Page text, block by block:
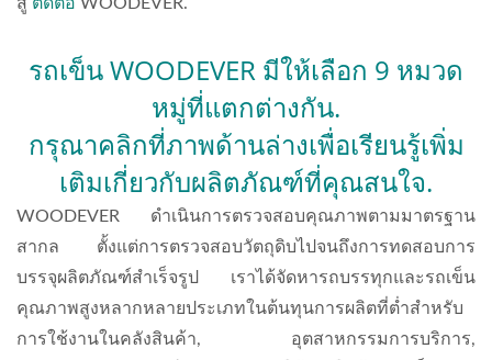
รถเข็น WOODEVER มีให้เลือก 9 หมวด
หมู่ที่แตกต่างกัน.
กรุณาคลิกที่ภาพด้านล่างเพื่อเรียนรู้เพิ่ม
เติมเกี่ยวกับผลิตภัณฑ์ที่คุณสนใจ.
WOODEVER ดำเนินการตรวจสอบคุณภาพตามมาตรฐาน
สากล ตั้งแต่การตรวจสอบวัตถุดิบไปจนถึงการทดสอบการ
บรรจุผลิตภัณฑ์สำเร็จรูป เราได้จัดหารถบรรทุกและรถเข็น
คุณภาพสูงหลากหลายประเภทในต้นทุนการผลิตที่ต่ำสำหรับ
การใช้งานในคลังสินค้า, อุตสาหกรรมการบริการ,